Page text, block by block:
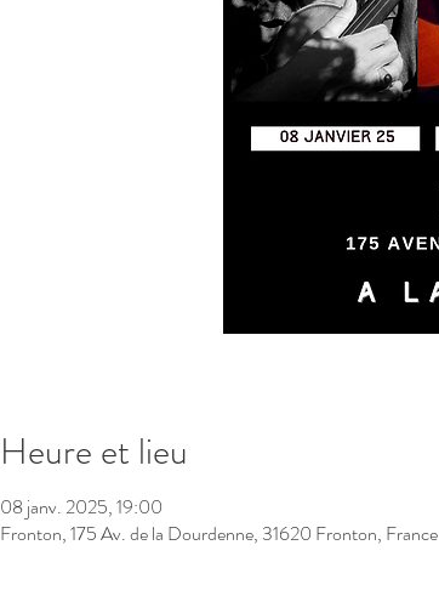
Heure et lieu
08 janv. 2025, 19:00
Fronton, 175 Av. de la Dourdenne, 31620 Fronton, France